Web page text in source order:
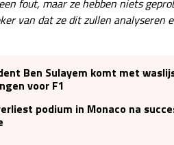
van dat ze dit zullen analyseren
Ben Sulayem komt met
voor F1
podium in Monaco na